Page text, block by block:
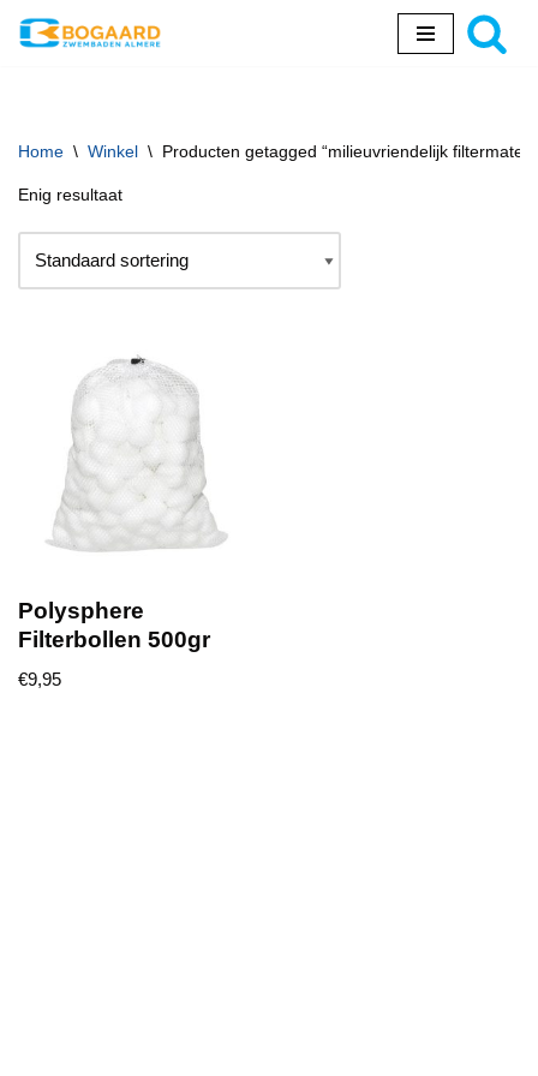
inhoud
Home \ Winkel \ Producten getagged “milieuvriendelijk
Enig resultaat
Polysphere
Filterbollen 500gr
€9,95